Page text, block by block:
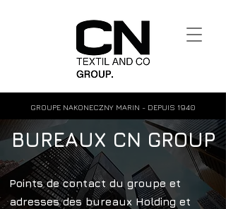
GROUPE NAKONECZNY MARIN - DEPUIS 1940
BUREAUX CN GROUP
Points de contact du groupe et
adresses des bureaux Holding et